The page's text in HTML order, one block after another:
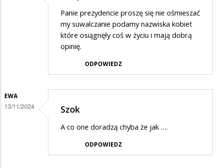
Panie prezydencie proszę się nie ośmieszać
my suwalczanie podamy nazwiska kobiet
które osiągnęły coś w życiu i mają dobrą
opinię.
ODPOWIEDZ
EWA
13/11/2024 Szok
A co one doradzą chyba że jak ….
ODPOWIEDZ